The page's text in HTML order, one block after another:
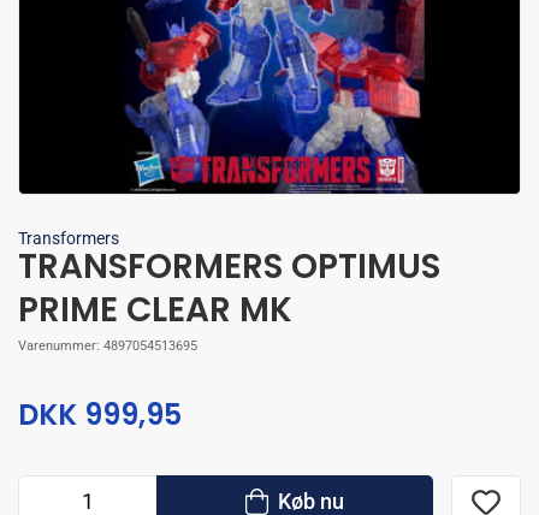
Forstør
Transformers
TRANSFORMERS OPTIMUS
PRIME CLEAR MK
Varenummer: 4897054513695
DKK 999,95
Køb nu